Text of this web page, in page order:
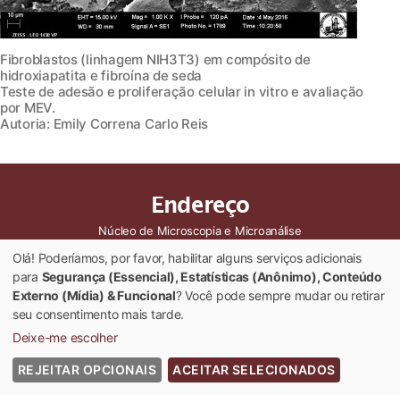
Fibroblastos (linhagem NIH3T3) em compósito de
hidroxiapatita e fibroína de seda
Teste de adesão e proliferação celular in vitro e avaliação
por MEV.
Autoria: Emily Correna Carlo Reis
Endereço
Núcleo de Microscopia e Microanálise
Campus Universitário
36570-075 Viçosa-MG
Tel: (31) 3612-3012
E-mail: nmm@ufv.br
© 2022 Universidade Federal de Viçosa - Todos os Direitos Reservados
Olá! Poderíamos, por favor, habilitar alguns serviços adicionais
para Segurança (Essencial), Estatísticas (Anônimo), Conteúdo
Externo (Mídia) & Funcional? Você pode sempre mudar ou retirar
seu consentimento mais tarde.
Deixe-me escolher
REJEITAR OPCIONAIS ACEITAR SELECIONADOS